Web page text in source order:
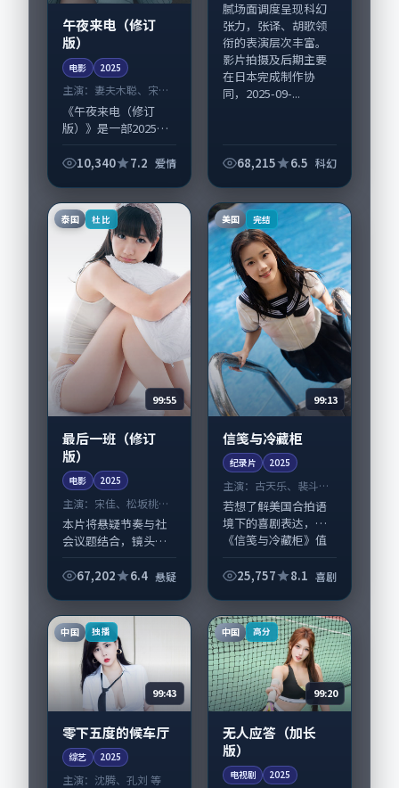
午夜来电（修订
版）
电影 2025
主演： 妻夫木聪、宋佳
等
《午夜来电（修订
版）》是一部2025年
影，由毕赣执导，妻
参与重要戏份。故事
围绕当代都市中的...
10,340 7.2 爱情
腻场面调度呈现科幻
张力，张译、胡歌领
衔的表演层次丰富。
影片拍摄及后期主要
在日本完成制作协
同，2025-09-...
68,215 6.5 科幻
泰国 杜比
99:55
最后一班（修订
版）
电影 2025
主演： 宋佳、松坂桃李
等
本片将悬疑节奏与社
会议题结合，镜头语
《最后一班（修订
担纲主线；取景与声
音设计凸显泰国城市
质感，...
67,202 6.4 悬疑
美国 完结
99:13
信笺与冷藏柜
纪录片 2025
主演： 古天乐、裴斗娜
等
若想了解美国合拍语
境下的喜剧表达，
《信笺与冷藏柜》值
物动机与生活细节的
影片2025年面世后...
25,757 8.1 喜剧
中国 独播
99:43
零下五度的候车厅
综艺 2025
主演： 沈腾、孔刘 等
中国 高分
99:20
无人应答（加长
版）
电视剧 2025